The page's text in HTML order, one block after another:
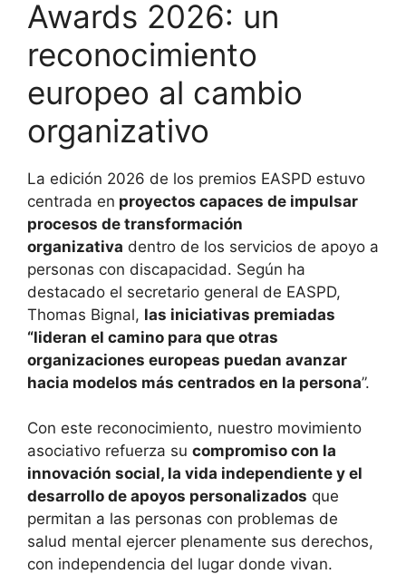
Awards 2026: un
reconocimiento
europeo al cambio
organizativo
La edición 2026 de los premios EASPD estuvo
centrada en proyectos capaces de impulsar
procesos de transformación
organizativa dentro de los servicios de apoyo a
personas con discapacidad. Según ha
destacado el secretario general de EASPD,
Thomas Bignal, las iniciativas premiadas
“lideran el camino para que otras
organizaciones europeas puedan avanzar
hacia modelos más centrados en la persona”.
Con este reconocimiento, nuestro movimiento
asociativo refuerza su compromiso con la
innovación social, la vida independiente y el
desarrollo de apoyos personalizados que
permitan a las personas con problemas de
salud mental ejercer plenamente sus derechos,
con independencia del lugar donde vivan.